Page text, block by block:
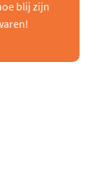
blij zijn